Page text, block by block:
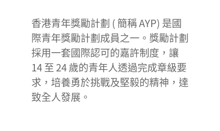
香港青年獎勵計劃 ( 簡稱 AYP) 是國
際青年獎勵計劃成員之一。獎勵計劃
採用一套國際認可的嘉許制度，讓
14 至 24 歲的青年人透過完成章級要
求，培養勇於挑戰及堅毅的精神，達
致全人發展。